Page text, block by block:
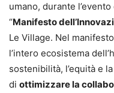
umano, durante
“Manifesto
Le Village. Nel
l’intero ecosistema
sostenibilità, l’equità e
di ottimizzare la